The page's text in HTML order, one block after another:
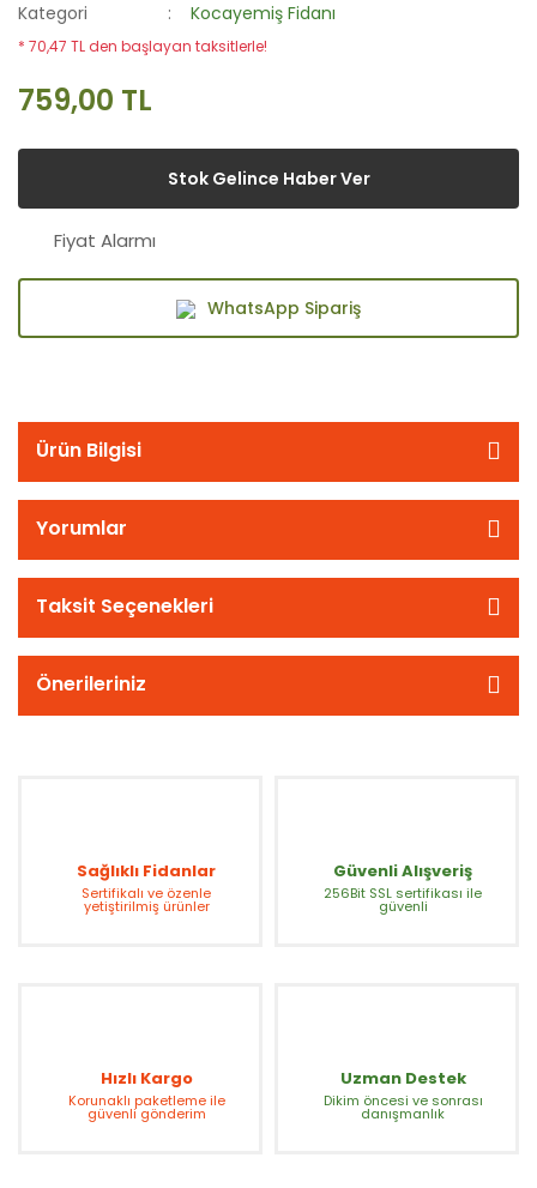
Kategori Kocayemiş Fidanı
* 70,47 TL den başlayan taksitlerle!
759,00 TL
Stok Gelince Haber Ver
Fiyat Alarmı
WhatsApp Sipariş
Ürün Bilgisi
Yorumlar
Taksit Seçenekleri
Önerileriniz
Sağlıklı Fidanlar
Sertifikalı ve özenle
yetiştirilmiş ürünler
Güvenli Alışveriş
256Bit SSL sertifikası ile
güvenli
Hızlı Kargo
Korunaklı paketleme ile
güvenli gönderim
Uzman Destek
Dikim öncesi ve sonrası
danışmanlık